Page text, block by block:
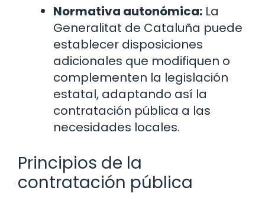
Normativa autonómica: La
Generalitat de Cataluña puede
establecer disposiciones
adicionales que modifiquen o
complementen la legislación
estatal, adaptando así la
contratación pública a las
necesidades locales.
Principios de la
contratación pública